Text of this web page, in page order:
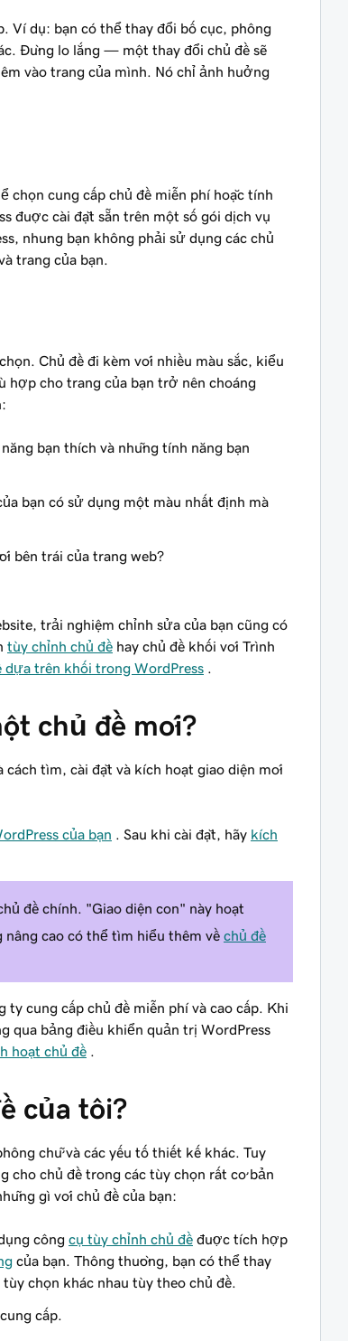
Ví dụ: bạn có thể thay đổi bố cục, phông
Đừng lo lắng — một thay đổi chủ đề sẽ
vào trang của mình. Nó chỉ ảnh hưởng
chọn cung cấp chủ đề miễn phí hoặc tính
được cài đặt sẵn trên một số gói dịch vụ
nhưng bạn không phải sử dụng các chủ
trang của bạn.
Chủ đề đi kèm với nhiều màu sắc, kiểu
hợp cho trang của bạn trở nên choáng
bạn thích và những tính năng bạn
bạn có sử dụng một màu nhất định mà
bên trái của trang web?
trải nghiệm chỉnh sửa của bạn cũng có
tùy chỉnh chủ đề hay chủ đề khối với Trình
dựa trên khối trong WordPress
chủ đề mới?
tìm, cài đặt và kích hoạt giao diện mới
của bạn . Sau khi cài đặt, hãy kích
đề chính. "Giao diện con" này hoạt
cao có thể tìm hiểu thêm về chủ đề
cung cấp chủ đề miễn phí và cao cấp. Khi
qua bảng điều khiển quản trị WordPress
hoạt chủ đề
của tôi?
chữ và các yếu tố thiết kế khác. Tuy
cho chủ đề trong các tùy chọn rất cơ bản
gì với chủ đề của bạn:
công cụ tùy chỉnh chủ đề được tích hợp
của bạn. Thông thường, bạn có thể thay
chọn khác nhau tùy theo chủ đề.
cấp.